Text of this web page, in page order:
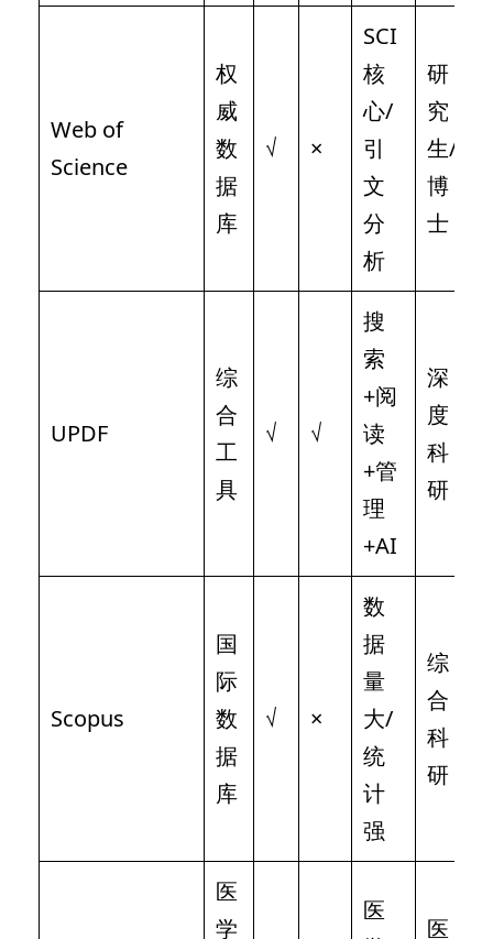
Web of
Science
权
威
数
据
库
√ ×
SCI
核
心/
引
文
分
析
研
究
生/
博
士
UPDF
综
合
工
具
√ √
搜
索
+阅
读
+管
理
+AI
深
度
科
研
Scopus
国
际
数
据
库
√ ×
数
据
量
大/
统
计
强
综
合
科
研
医
学
医
医